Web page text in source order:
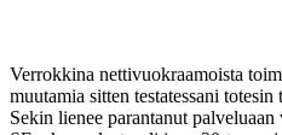
Verrokkina nettivuokraamoista
muutamia sitten testatessani
Sekin lienee parantanut